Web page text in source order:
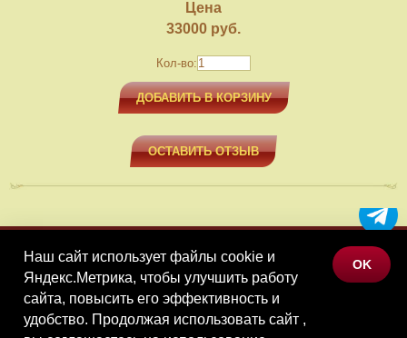
Цена
33000 руб.
Кол-во:
ДОБАВИТЬ В КОРЗИНУ
ОСТАВИТЬ ОТЗЫВ
МЕНЮ
КАТАЛОГ ТОВАРОВ
КОНТАКТЫ
Наш сайт использует файлы cookie и
Яндекс.Метрика, чтобы улучшить работу
сайта, повысить его эффективность и
удобство. Продолжая использовать сайт ,
OK